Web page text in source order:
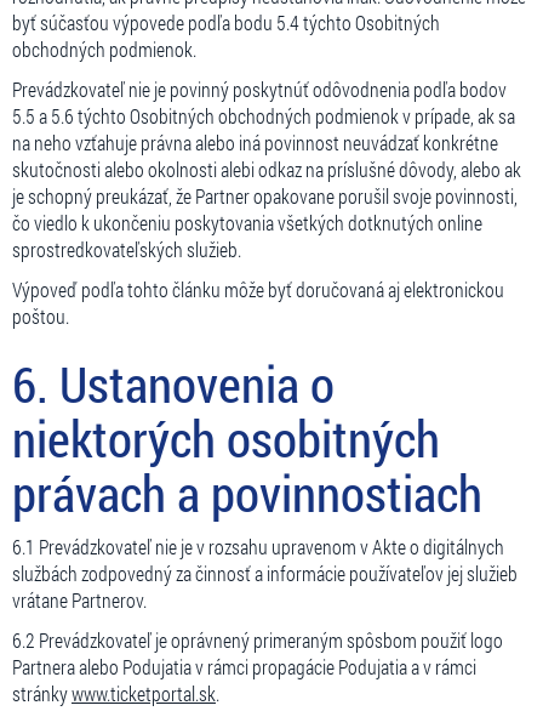
byť súčasťou výpovede podľa bodu 5.4 týchto Osobitných
obchodných podmienok.
Prevádzkovateľ nie je povinný poskytnúť odôvodnenia podľa bodov
5.5 a 5.6 týchto Osobitných obchodných podmienok v prípade, ak sa
na neho vzťahuje právna alebo iná povinnost neuvádzať konkrétne
skutočnosti alebo okolnosti alebi odkaz na príslušné dôvody, alebo ak
je schopný preukázať, že Partner opakovane porušil svoje povinnosti,
čo viedlo k ukončeniu poskytovania všetkých dotknutých online
sprostredkovateľských služieb.
Výpoveď podľa tohto článku môže byť doručovaná aj elektronickou
poštou.
6. Ustanovenia o
niektorých osobitných
právach a povinnostiach
6.1 Prevádzkovateľ nie je v rozsahu upravenom v Akte o digitálnych
službách zodpovedný za činnosť a informácie používateľov jej služieb
vrátane Partnerov.
6.2 Prevádzkovateľ je oprávnený primeraným spôsbom použiť logo
Partnera alebo Podujatia v rámci propagácie Podujatia a v rámci
stránkywww.ticketportal.sk.